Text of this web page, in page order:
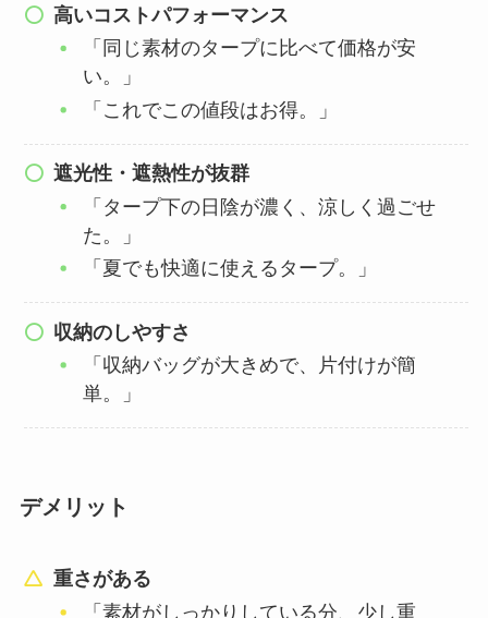
高いコストパフォーマンス
「同じ素材のタープに比べて価格が安
い。」
「これでこの値段はお得。」
遮光性・遮熱性が抜群
「タープ下の日陰が濃く、涼しく過ごせ
た。」
「夏でも快適に使えるタープ。」
収納のしやすさ
「収納バッグが大きめで、片付けが簡
単。」
デメリット
重さがある
「素材がしっかりしている分、少し重